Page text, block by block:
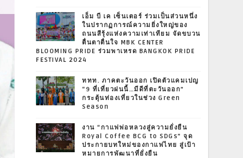
เอ็ม บี เค เซ็นเตอร์ ร่วมเป็นส่วนหนึ่ง
ในปรากฏการณ์ความยิ่งใหญ่ของ
ถนนสีรุ้งแห่งความเท่าเทียม จัดขบวน
ตื่นตาตื่นใจ MBK CENTER
BLOOMING PRIDE ร่วมพาเหรด BANGKOK PRIDE
FESTIVAL 2024
ททท. ภาคตะวันออก เปิดตัวแคมเปญ
“9 ที่เที่ยวฝนนี้…มีดีที่ตะวันออก”
กระตุ้นท่องเที่ยวในช่วง Green
Season
งาน “กาแฟพ่อหลวงสู่ความยั่งยืน
Royal Coffee BCG to SDGs” จุด
ประกายบทใหม่ของกาแฟไทย สู่เป้า
หมายการพัฒนาที่ยั่งยืน